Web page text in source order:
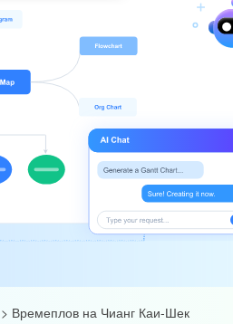
> Времеплов на Чианг Каи-Шек